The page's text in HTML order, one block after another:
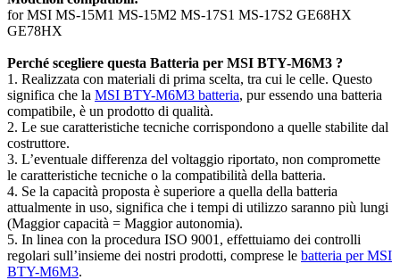
for MSI MS-15M1 MS-15M2 MS-17S1 MS-17S2 GE68HX
GE78HX
Perché scegliere questa Batteria per MSI BTY-M6M3 ?
1. Realizzata con materiali di prima scelta, tra cui le celle. Questo
significa che la MSI BTY-M6M3 batteria, pur essendo una batteria
compatibile, è un prodotto di qualità.
2. Le sue caratteristiche tecniche corrispondono a quelle stabilite dal
costruttore.
3. L’eventuale differenza del voltaggio riportato, non compromette
le caratteristiche tecniche o la compatibilità della batteria.
4. Se la capacità proposta è superiore a quella della batteria
attualmente in uso, significa che i tempi di utilizzo saranno più lungi
(Maggior capacità = Maggior autonomia).
5. In linea con la procedura ISO 9001, effettuiamo dei controlli
regolari sull’insieme dei nostri prodotti, comprese le batteria per MSI
BTY-M6M3.